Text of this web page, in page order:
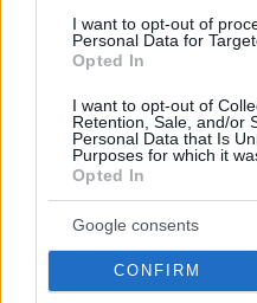
I want to opt-out of
Personal Data for
Opted In
I want to opt-out of
Retention, Sale, and/or
Personal Data that Is
Purposes for which it
Opted In
Google consents
CONFIRM
Το Athens Photo World
ενδιαφέρουσες εκθέσεις
Θα φιλοξενηθούν από
28.07.2021, 06:11